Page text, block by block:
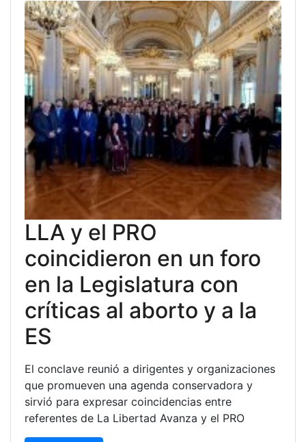
LLA y el PRO
coincidieron en un foro
en la Legislatura con
críticas al aborto y a la
ES
El conclave reunió a dirigentes y organizaciones
que promueven una agenda conservadora y
sirvió para expresar coincidencias entre
referentes de La Libertad Avanza y el PRO